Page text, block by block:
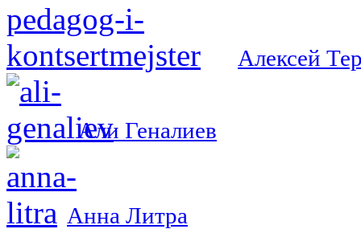
Алексей
Али Геналиев
Анна Литра